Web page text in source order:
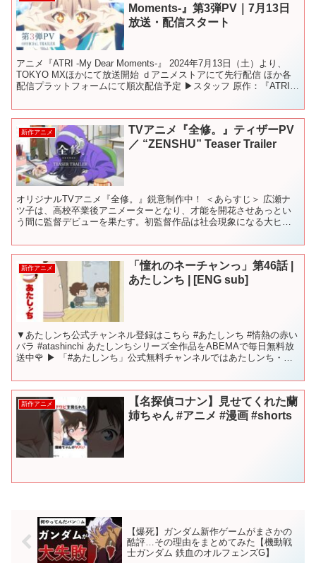
Moments-』第3弾PV｜7月13日
放送・配信スタート
アニメ『ATRI -My Dear Moments-』 2024年7月13日（土）より、
TOKYO MXほかにて放送開始 ｄアニメストアにて先行配信 ほか各
配信プラットフォームにて順次配信予定 ▶スタッフ 原作：『ATRI -
新作アニメ
TVアニメ『全修。』ティザーPV
／ “ZENSHU” Teaser Trailer
オリジナルTVアニメ『全修。』鋭意制作中！ ＜あらすじ＞ 広瀬ナ
ツ子は、高校卒業後アニメーターとなり、才能を開花させあっとい
う間に監督デビューを果たす。初監督作品は社会現象になる大ヒッ
新作アニメ
「憧れのネーチャンっ」第46話 |
あたしンち | [ENG sub]
▼あたしンち公式チャンネル登録はこちら #あたしンち #情熱の赤い
バラ #atashinchi あたしンちシリーズ全作品をABEMAで毎日無料放
送中🌹 ▶︎ 「#あたしンち」公式無料チャンネルではあたしンち・新
新作アニメ
【名探偵コナン】見せてくれた蘭
姉ちゃん #アニメ #漫画 #shorts
【爆死】ガンダム新作ゲームがまさかの
酷評…その理由をまとめてみた【機動戦
士ガンダム 鉄血のオルフェンズG】